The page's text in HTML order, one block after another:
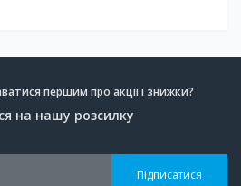
першим про акції і знижки?
на нашу розсилку
Підписатися